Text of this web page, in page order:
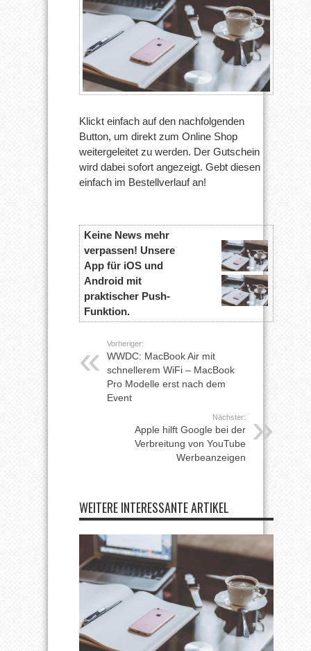
Klickt einfach auf den nachfolgenden
Button, um direkt zum Online Shop
weitergeleitet zu werden. Der Gutschein
wird dabei sofort angezeigt. Gebt diesen
einfach im Bestellverlauf an!
Keine News mehr
verpassen! Unsere
App für iOS und
Android mit
praktischer Push-
Funktion.
Vorheriger:
WWDC: MacBook Air mit
schnellerem WiFi – MacBook
Pro Modelle erst nach dem
Event
Nächster:
Apple hilft Google bei der
Verbreitung von YouTube
Werbeanzeigen
WEITERE INTERESSANTE ARTIKEL